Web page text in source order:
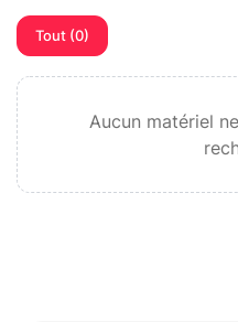
Tout (0)
Aucun matériel